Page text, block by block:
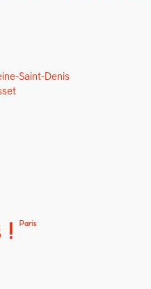
Saint-Denis
! Paris